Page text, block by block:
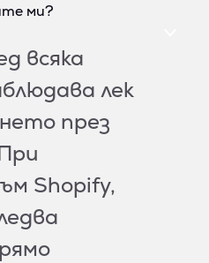
ми?
всяка
лек
през
Shopify,